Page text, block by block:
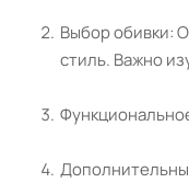
Выбор обивки:
стиль. Важно